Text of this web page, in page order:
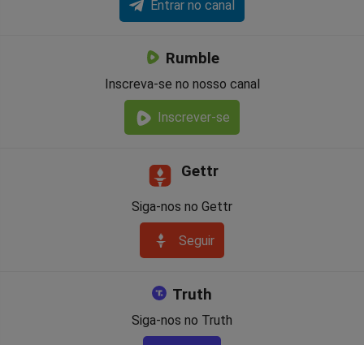
Entrar no canal
Rumble
Inscreva-se no nosso canal
Inscrever-se
Gettr
Siga-nos no Gettr
Seguir
Truth
Siga-nos no Truth